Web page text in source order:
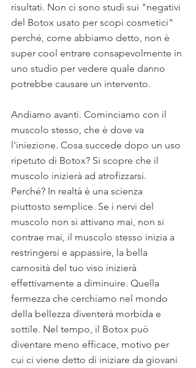
risultati. Non ci sono studi sui "negativi
del Botox usato per scopi cosmetici"
perché, come abbiamo detto, non è
super cool entrare consapevolmente in
uno studio per vedere quale danno
potrebbe causare un intervento.
Andiamo avanti. Cominciamo con il
muscolo stesso, che è dove va
l'iniezione. Cosa succede dopo un uso
ripetuto di Botox? Si scopre che il
muscolo inizierà ad atrofizzarsi.
Perché? In realtà è una scienza
piuttosto semplice. Se i nervi del
muscolo non si attivano mai, non si
contrae mai, il muscolo stesso inizia a
restringersi e appassire, la bella
carnosità del tuo viso inizierà
effettivamente a diminuire. Quella
fermezza che cerchiamo nel mondo
della bellezza diventerà morbida e
sottile. Nel tempo, il Botox può
diventare meno efficace, motivo per
cui ci viene detto di iniziare da giovani